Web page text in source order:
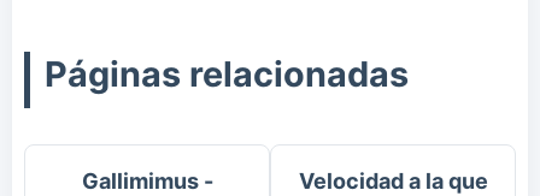
Páginas relacionadas
Gallimimus -
Velocidad a la que